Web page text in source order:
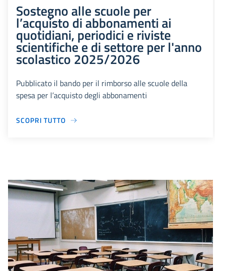
Sostegno alle scuole per
l’acquisto di abbonamenti ai
quotidiani, periodici e riviste
scientifiche e di settore per l'anno
scolastico 2025/2026
Pubblicato il bando per il rimborso alle scuole della
spesa per l’acquisto degli abbonamenti
SCOPRI TUTTO